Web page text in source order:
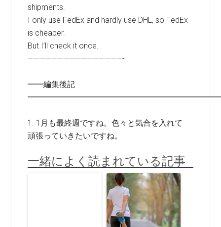
shipments.
I only use FedEx and hardly use DHL, so FedEx
is cheaper.
But I’ll check it once.
————————————————-
━━編集後記
1. 1月も最終週ですね。色々と気合を入れて
頑張っていきたいですね。
一緒によく読まれている記事